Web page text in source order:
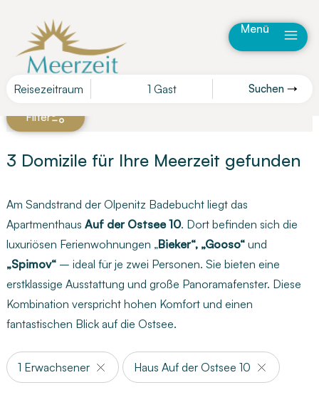
Menü
Filter
Reisezeitraum 1 Gast Suchen
3 Domizile für Ihre Meerzeit gefunden
Am Sandstrand der Olpenitz Badebucht liegt das
Apartmenthaus Auf der Ostsee 10. Dort befinden sich die
luxuriösen Ferienwohnungen „Bieker“, „Gooso“und
„Spimov“– ideal für je zwei Personen. Sie bieten eine
erstklassige Ausstattung und große Panoramafenster. Diese
Kombination verspricht hohen Komfort und einen
fantastischen Blick auf die Ostsee.
1 Erwachsener Haus Auf der Ostsee 10